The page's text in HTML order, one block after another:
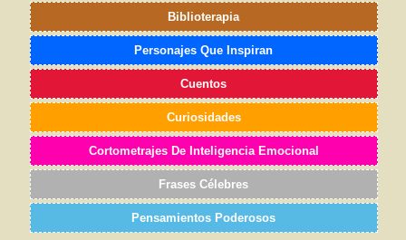
Biblioterapia
Personajes Que Inspiran
Cuentos
Curiosidades
Cortometrajes De Inteligencia Emocional
Frases Célebres
Pensamientos Poderosos